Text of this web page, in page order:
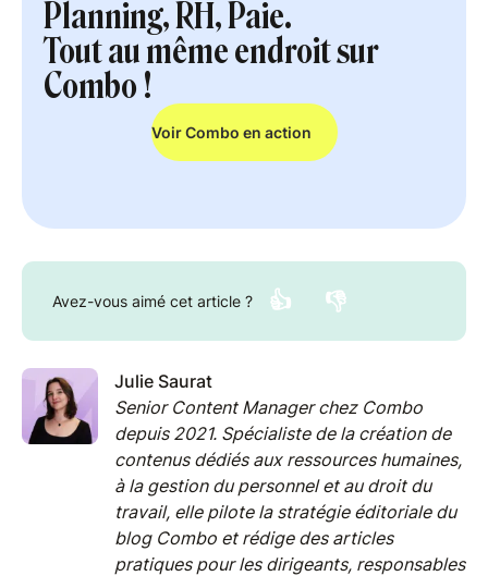
Planning, RH, Paie.
Tout au même endroit sur
Combo !
Voir Combo en action
Avez-vous aimé cet article ? 👍 👎
Julie Saurat
Senior Content Manager chez Combo
depuis 2021. Spécialiste de la création de
contenus dédiés aux ressources humaines,
à la gestion du personnel et au droit du
travail, elle pilote la stratégie éditoriale du
blog Combo et rédige des articles
pratiques pour les dirigeants, responsables